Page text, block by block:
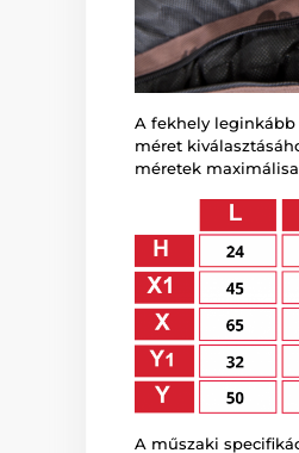
A fekhely leginkább
méret
méretek
A műszaki